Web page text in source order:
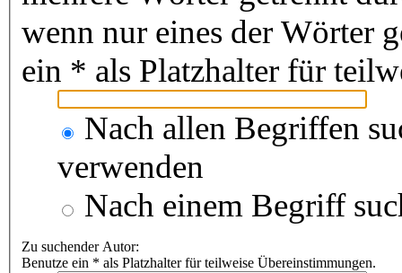
wenn nur eines der Wörter
ein * als Platzhalter für
Nach allen Begriffen
verwenden
Nach einem Begriff
Zu suchender Autor:
Benutze ein * als Platzhalter für teilweise Übereinstimmungen.